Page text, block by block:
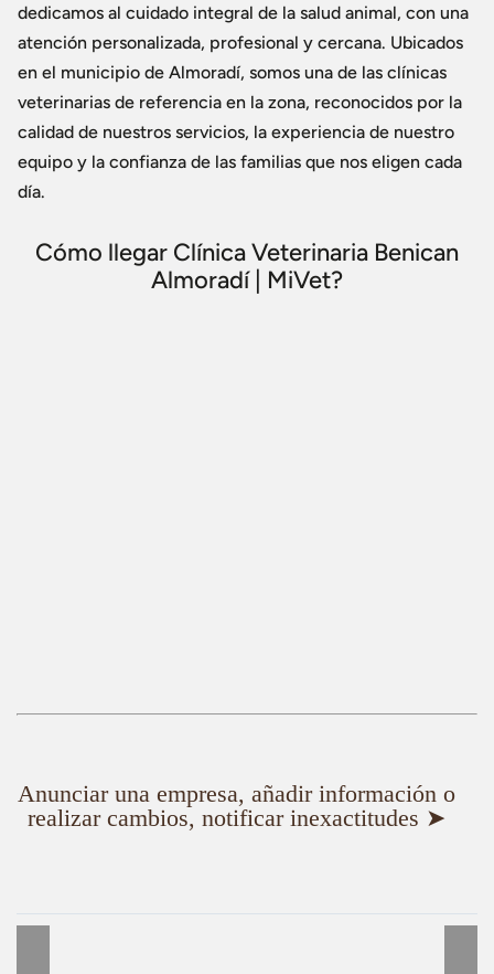
dedicamos al cuidado integral de la salud animal, con una
atención personalizada, profesional y cercana. Ubicados
en el municipio de Almoradí, somos una de las clínicas
veterinarias de referencia en la zona, reconocidos por la
calidad de nuestros servicios, la experiencia de nuestro
equipo y la confianza de las familias que nos eligen cada
día.
Cómo llegar Clínica Veterinaria Benican
Almoradí | MiVet?
Anunciar una empresa, añadir información o
realizar cambios, notificar inexactitudes ➤